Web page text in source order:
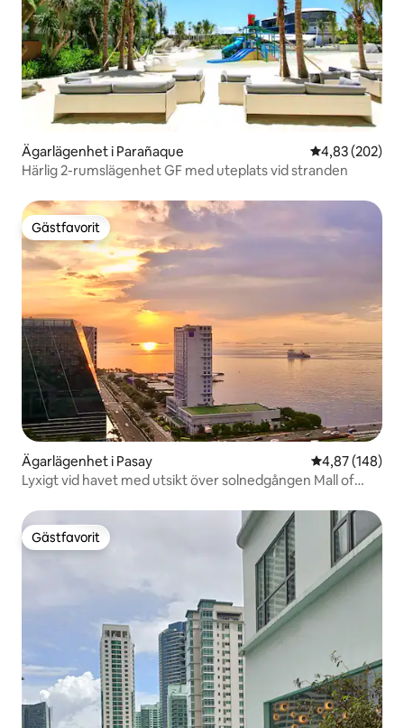
Ägarlägenhet i Parañaque 4,83 av 5 i
4,83 (202)
Härlig 2-rumslägenhet GF med uteplats vid stranden
Gästfavorit
Gästfavorit
Ägarlägenhet i Pasay 4,87 av 5 i
4,87 (148)
Lyxigt vid havet med utsikt över solnedgången Mall of
Gästfavorit
Gästfavorit